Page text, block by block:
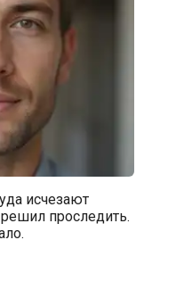
исчезают
проследить.